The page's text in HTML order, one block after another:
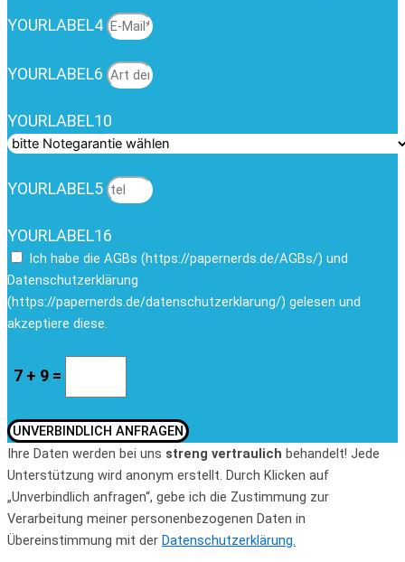
YOURLABEL4
YOURLABEL6
YOURLABEL10
YOURLABEL5
YOURLABEL16
Ich habe die AGBs (https://papernerds.de/AGBs/) und
Datenschutzerklärung
(https://papernerds.de/datenschutzerklarung/) gelesen und
akzeptiere diese.
7 + 9 =
UNVERBINDLICH ANFRAGEN
Ihre Daten werden bei uns streng vertraulich behandelt! Jede
Unterstützung wird anonym erstellt. Durch Klicken auf
„Unverbindlich anfragen“, gebe ich die Zustimmung zur
Verarbeitung meiner personenbezogenen Daten in
Übereinstimmung mit der Datenschutzerklärung.